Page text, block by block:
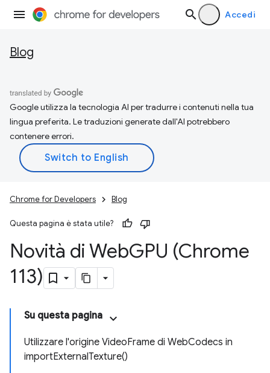
Accedi
Blog
Google utilizza la tecnologia AI per tradurre i contenuti nella tua
lingua preferita. Le traduzioni generate dall'AI potrebbero
contenere errori.
Chrome for Developers Blog
Questa pagina è stata utile?
Novità di WebGPU (Chrome
113)
Su questa pagina
Utilizzare l'origine VideoFrame di WebCodecs in
importExternalTexture()